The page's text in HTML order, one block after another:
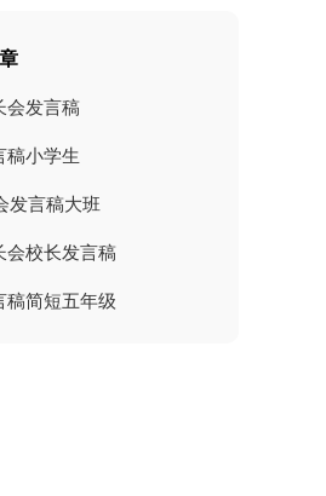
会发言稿
稿小学生
发言稿大班
会校长发言稿
稿简短五年级